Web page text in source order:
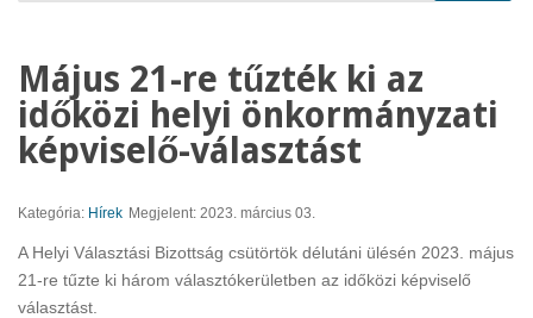
Május 21-re tűzték ki az
időközi helyi önkormányzati
képviselő-választást
Kategória: Hírek Megjelent: 2023. március 03.
A Helyi Választási Bizottság csütörtök délutáni ülésén 2023. május
21-re tűzte ki három választókerületben az időközi képviselő
választást.